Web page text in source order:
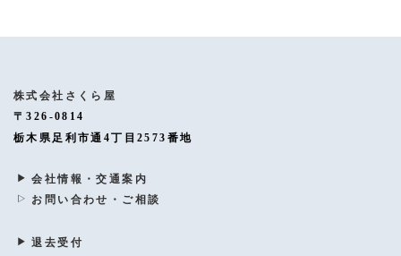
株式会社さくら屋
〒326-0814
栃木県足利市通4丁目2573番地
会社情報・交通案内
お問い合わせ・ご相談
退去受付